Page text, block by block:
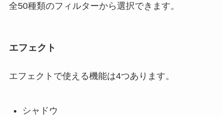
全50種類のフィルターから選択できます。
エフェクト
エフェクトで使える機能は4つあります。
シャドウ